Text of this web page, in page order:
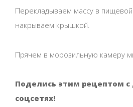
Перекладываем массу в
накрываем крышкой.
Прячем в морозильную камеру
Поделись этим рецептом с
соцсетях!